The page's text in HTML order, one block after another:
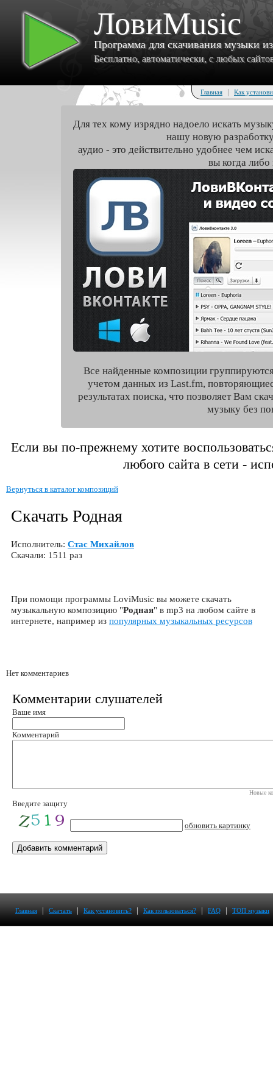
ЛовиMusic
Программа для скачивания музыки
Бесплатно, автоматически, с любых
Главная | Как
Для тех кому изрядно надоело искать
нашу новую
аудио - это действительно удобнее чем
вы когда либо
Все найденные композиции
учетом данных из Last.fm,
результатах поиска, что позволяет Вам
музыку без
Если вы по-прежнему хотите
любого сайта в сети -
Вернуться в каталог композиций
Скачать Родная
Исполнитель: Стас Михайлов
Скачали: 1511 раз
При помощи программы LoviMusic вы можете скачать
музыкальную композицию "Родная" в mp3 на любом сайте в
интернете, например из популярных музыкальных ресурсов
Нет комментариев
Комментарии слушателей
Ваше имя
Комментарий
Новые
Введите защиту
обновить картинку
Главная | Скачать | Как установить? | Как пользоваться? | FAQ | ТОП музыки